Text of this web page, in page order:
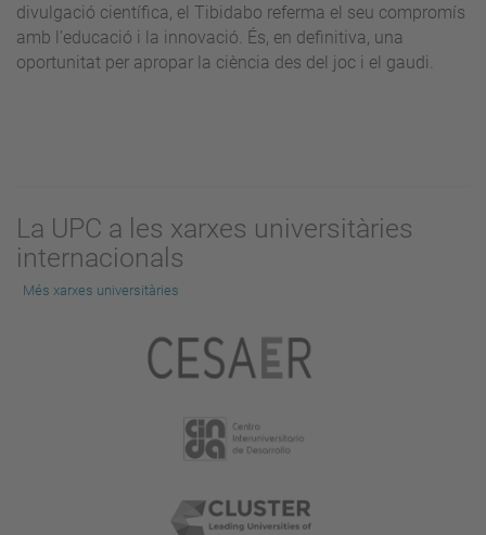
divulgació científica, el Tibidabo referma el seu compromís
amb l’educació i la innovació. És, en definitiva, una
oportunitat per apropar la ciència des del joc i el gaudi.
La UPC a les xarxes universitàries
internacionals
Més xarxes universitàries